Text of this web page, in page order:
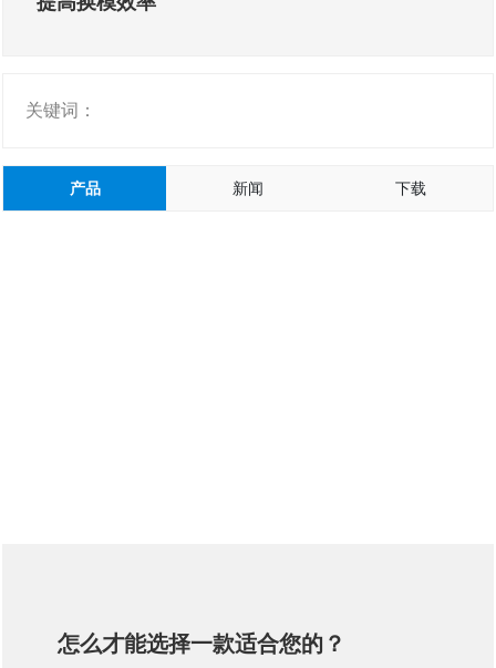
关键词：
产品 新闻 下载
怎么才能选择一款适合您的？